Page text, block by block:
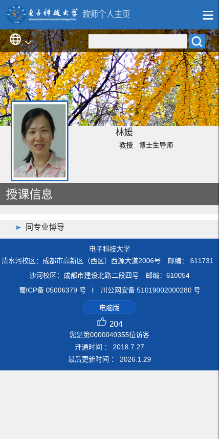
林媛
教授 博士生导师
授课信息
同专业博导
电子科技大学
清水河校区：成都市高新区（西区）西源大道2006号 邮编： 611731
沙河校区：成都市建设北路二段四号 邮编：610054
蜀ICP备 05006379 号 I 川公网安备 51019002000280 号
电脑版
204
您是第0000040355位访客
开通时间 ： 2018 7 27
最后更新时间 ： 2026 1 29